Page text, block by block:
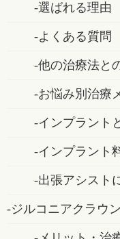
選ばれる理由
よくある質問
他の治療法と
お悩み別治療
インプラント
インプラント
出張アシスト
ジルコニアクラウン